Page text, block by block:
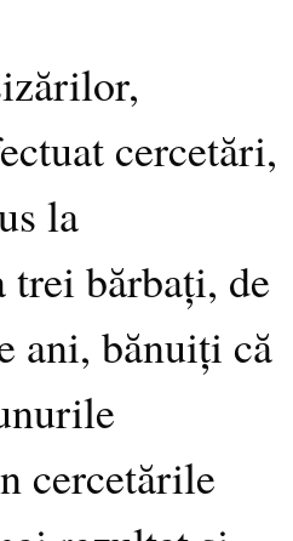
cercetări,
la
trei bărbați, de
ani, bănuiți că
cercetările